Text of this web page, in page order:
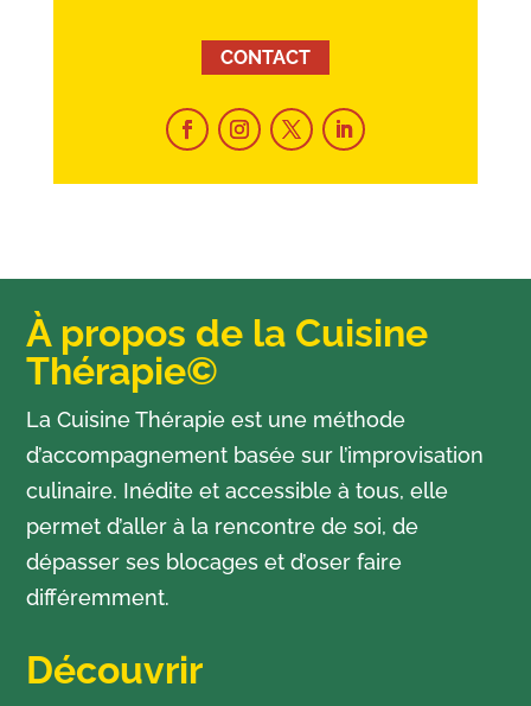
CONTACT
À propos de la Cuisine
Thérapie©
La Cuisine Thérapie est une méthode
d’accompagnement basée sur l’improvisation
culinaire. Inédite et accessible à tous, elle
permet d’aller à la rencontre de soi, de
dépasser ses blocages et d’oser faire
différemment.
Découvrir